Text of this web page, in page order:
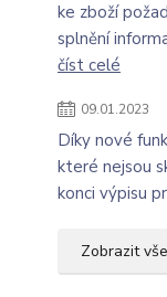
ke zboží
splnění
číst celé
09.01.2023
Díky nové
které nejsou
konci výpisu
Zobrazit